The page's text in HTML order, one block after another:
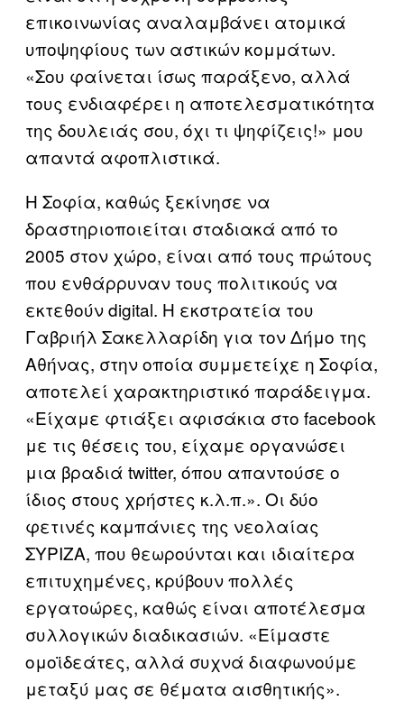
επικοινωνίας αναλαμβάνει ατομικά
υποψηφίους των αστικών κομμάτων.
«Σου φαίνεται ίσως παράξενο, αλλά
τους ενδιαφέρει η αποτελεσματικότητα
της δουλειάς σου, όχι τι ψηφίζεις!» μου
απαντά αφοπλιστικά.
Η Σοφία, καθώς ξεκίνησε να
δραστηριοποιείται σταδιακά από το
2005 στον χώρο, είναι από τους πρώτους
που ενθάρρυναν τους πολιτικούς να
εκτεθούν digital. Η εκστρατεία του
Γαβριήλ Σακελλαρίδη για τον Δήμο της
Αθήνας, στην οποία συμμετείχε η Σοφία,
αποτελεί χαρακτηριστικό παράδειγμα.
«Είχαμε φτιάξει αφισάκια στο facebook
με τις θέσεις του, είχαμε οργανώσει
μια βραδιά twitter, όπου απαντούσε ο
ίδιος στους χρήστες κ.λ.π.». Οι δύο
φετινές καμπάνιες της νεολαίας
ΣΥΡΙΖΑ, που θεωρούνται και ιδιαίτερα
επιτυχημένες, κρύβουν πολλές
εργατοώρες, καθώς είναι αποτέλεσμα
συλλογικών διαδικασιών. «Είμαστε
ομοϊδεάτες, αλλά συχνά διαφωνούμε
μεταξύ μας σε θέματα αισθητικής».